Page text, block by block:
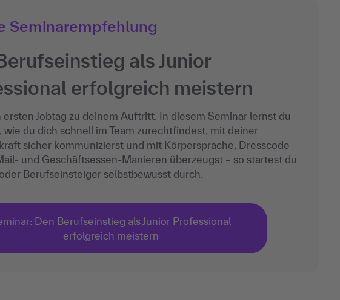
Seminarempfehlung
als Junior
erfolgreich meistern
ersten Jobtag zu deinem Auftritt. In diesem Seminar lernst du
wie du dich schnell im Team zurechtfindest, mit deiner
sicher kommunizierst und mit Körpersprache, Dresscode
und Geschäftsessen‑Manieren überzeugst – so startest du
Berufseinsteiger selbstbewusst durch.
Den Berufseinstieg als Junior Professional
erfolgreich meistern